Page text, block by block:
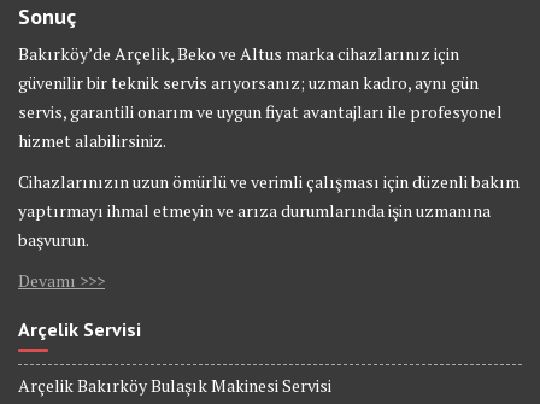
Sonuç
Bakırköy’de Arçelik, Beko ve Altus marka cihazlarınız için
güvenilir bir teknik servis arıyorsanız; uzman kadro, aynı gün
servis, garantili onarım ve uygun fiyat avantajları ile profesyonel
hizmet alabilirsiniz.
Cihazlarınızın uzun ömürlü ve verimli çalışması için düzenli bakım
yaptırmayı ihmal etmeyin ve arıza durumlarında işin uzmanına
başvurun.
Devamı >>>
Arçelik Servisi
Arçelik Bakırköy Bulaşık Makinesi Servisi